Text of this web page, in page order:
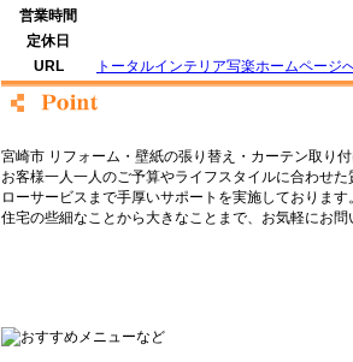
営業時間
定休日
URL
トータルインテリア写楽ホームページ
宮崎市 リフォーム・壁紙の張り替え・カーテン取り
お客様一人一人のご予算やライフスタイルに合わせ
ローサービスまで手厚いサポートを実施しております。
住宅の些細なことから大きなことまで、お気軽にお問